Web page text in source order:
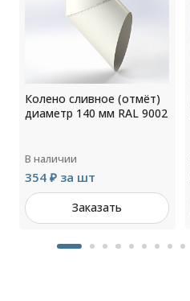
Колено сливное (отмёт)
диаметр 140 мм RAL 9002
В наличии
354 ₽ за шт
Заказать